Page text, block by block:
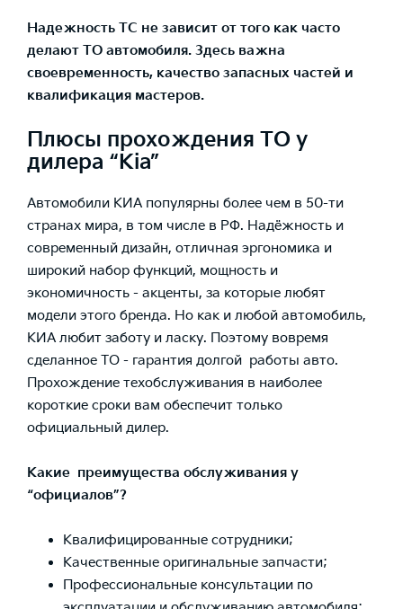
Надежность ТС не зависит от того как часто
делают ТО автомобиля. Здесь важна
своевременность, качество запасных частей и
квалификация мастеров.
Плюсы прохождения ТО у
дилера “Kia”
Автомобили КИА популярны более чем в 50-ти
странах мира, в том числе в РФ. Надёжность и
современный дизайн, отличная эргономика и
широкий набор функций, мощность и
экономичность - акценты, за которые любят
модели этого бренда. Но как и любой автомобиль,
КИА любит заботу и ласку. Поэтому вовремя
сделанное ТО - гарантия долгой работы авто.
Прохождение техобслуживания в наиболее
короткие сроки вам обеспечит только
официальный дилер.
Какие преимущества обслуживания у
“официалов”?
Квалифицированные сотрудники;
Качественные оригинальные запчасти;
Профессиональные консультации по